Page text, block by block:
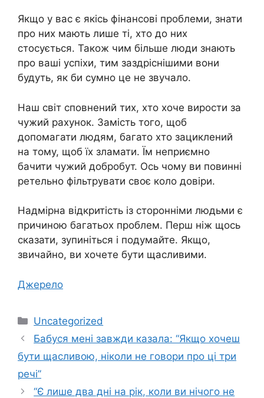
Якщо у вас є якісь фінансові проблеми, знати
про них мають лише ті, хто до них
стосується. Також чим більше люди знають
про ваші успіхи, тим заздріснішими вони
будуть, як би сумно це не звучало.
Наш світ сповнений тих, хто хоче вирости за
чужий рахунок. Замість того, щоб
допомагати людям, багато хто зациклений
на тому, щоб їх зламати. Їм неприємно
бачити чужий добробут. Ось чому ви повинні
ретельно фільтрувати своє коло довіри.
Надмірна відкритість із сторонніми людьми є
причиною багатьох проблем. Перш ніж щось
сказати, зупиніться і подумайте. Якщо,
звичайно, ви хочете бути щасливими.
Джерело
Категорії
Uncategorized
Бабуся мені завжди казала: “Якщо хочеш
бути щасливою, ніколи не говори про ці три
речі”
“Є лише два дні на рік, коли ви нічого не